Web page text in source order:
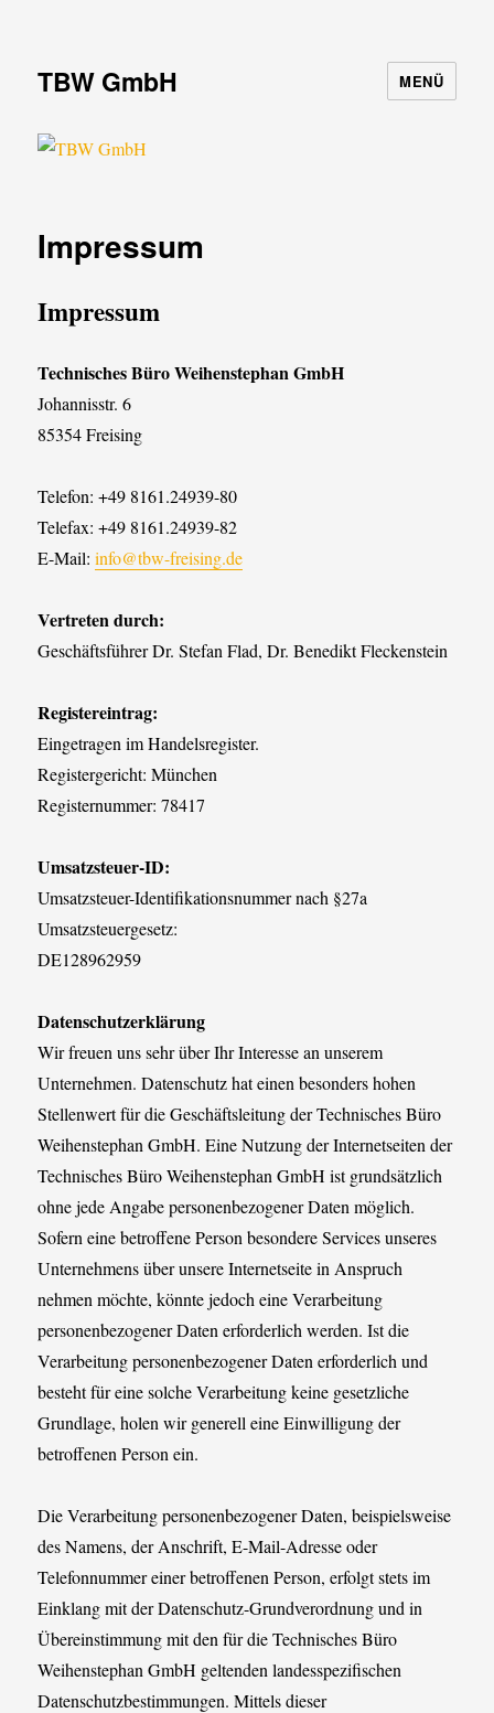
TBW GmbH MENÜ
Impressum
Impressum
Technisches Büro Weihenstephan GmbH
Johannisstr. 6
85354 Freising
Telefon: +49 8161.24939-80
Telefax: +49 8161.24939-82
E-Mail:info@tbw-freising.de
Vertreten durch:
Geschäftsführer Dr. Stefan Flad, Dr. Benedikt Fleckenstein
Registereintrag:
Eingetragen im Handelsregister.
Registergericht: München
Registernummer: 78417
Umsatzsteuer-ID:
Umsatzsteuer-Identifikationsnummer nach §27a
Umsatzsteuergesetz:
DE128962959
Datenschutzerklärung
Wir freuen uns sehr über Ihr Interesse an unserem
Unternehmen. Datenschutz hat einen besonders hohen
Stellenwert für die Geschäftsleitung der Technisches Büro
Weihenstephan GmbH. Eine Nutzung der Internetseiten der
Technisches Büro Weihenstephan GmbH ist grundsätzlich
ohne jede Angabe personenbezogener Daten möglich.
Sofern eine betroffene Person besondere Services unseres
Unternehmens über unsere Internetseite in Anspruch
nehmen möchte, könnte jedoch eine Verarbeitung
personenbezogener Daten erforderlich werden. Ist die
Verarbeitung personenbezogener Daten erforderlich und
besteht für eine solche Verarbeitung keine gesetzliche
Grundlage, holen wir generell eine Einwilligung der
betroffenen Person ein.
Die Verarbeitung personenbezogener Daten, beispielsweise
des Namens, der Anschrift, E-Mail-Adresse oder
Telefonnummer einer betroffenen Person, erfolgt stets im
Einklang mit der Datenschutz-Grundverordnung und in
Übereinstimmung mit den für die Technisches Büro
Weihenstephan GmbH geltenden landesspezifischen
Datenschutzbestimmungen. Mittels dieser